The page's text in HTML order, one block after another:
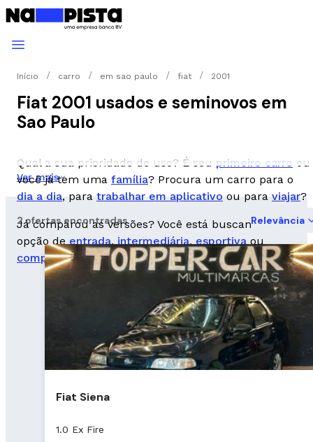
Início carro em sao paulo fiat 2001
Fiat 2001 usados e seminovos em
Sao Paulo
Qual a sua prioridade de uso? É seu primeiro carro ou
você já tem uma família? Procura um carro para o
dia a dia, para trabalhar em aplicativo ou para viajar?
Já comparou as versões? Você está buscando uma
opção deentrada,intermediária,esportivaou
completa?
Ver mais
2 ofertas encontradas Relevância
Fiat Siena
1.0 Ex Fire